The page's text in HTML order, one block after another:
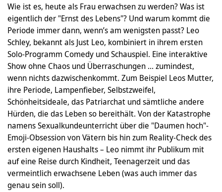
Wie ist es, heute als Frau erwachsen zu werden? Was ist
eigentlich der "Ernst des Lebens"? Und warum kommt die
Periode immer dann, wenn’s am wenigsten passt? Leo
Schley, bekannt als Just Leo, kombiniert in ihrem ersten
Solo-Programm Comedy und Schauspiel. Eine interaktive
Show ohne Chaos und Überraschungen ... zumindest,
wenn nichts dazwischenkommt. Zum Beispiel Leos Mutter,
ihre Periode, Lampenfieber, Selbstzweifel,
Schönheitsideale, das Patriarchat und sämtliche andere
Hürden, die das Leben so bereithält. Von der Katastrophe
namens Sexualkundeunterricht über die "Daumen hoch"-
Emoji-Obsession von Vätern bis hin zum Reality-Check des
ersten eigenen Haushalts – Leo nimmt ihr Publikum mit
auf eine Reise durch Kindheit, Teenagerzeit und das
vermeintlich erwachsene Leben (was auch immer das
genau sein soll).